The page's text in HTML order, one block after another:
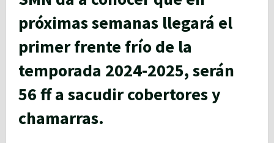
próximas semanas llegará el
primer frente frío de la
temporada 2024-2025, serán
56 ff a sacudir cobertores y
chamarras.